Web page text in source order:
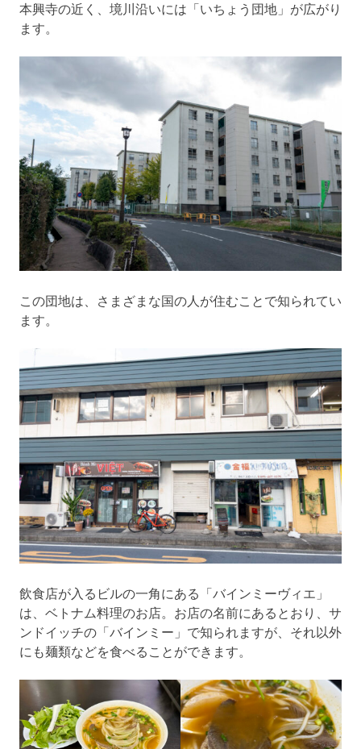
本興寺の近く、境川沿いには「いちょう団地」が広がり
ます。
この団地は、さまざまな国の人が住むことで知られてい
ます。
飲食店が入るビルの一角にある「バインミーヴィエ」
は、ベトナム料理のお店。お店の名前にあるとおり、サ
ンドイッチの「バインミー」で知られますが、それ以外
にも麺類などを食べることができます。